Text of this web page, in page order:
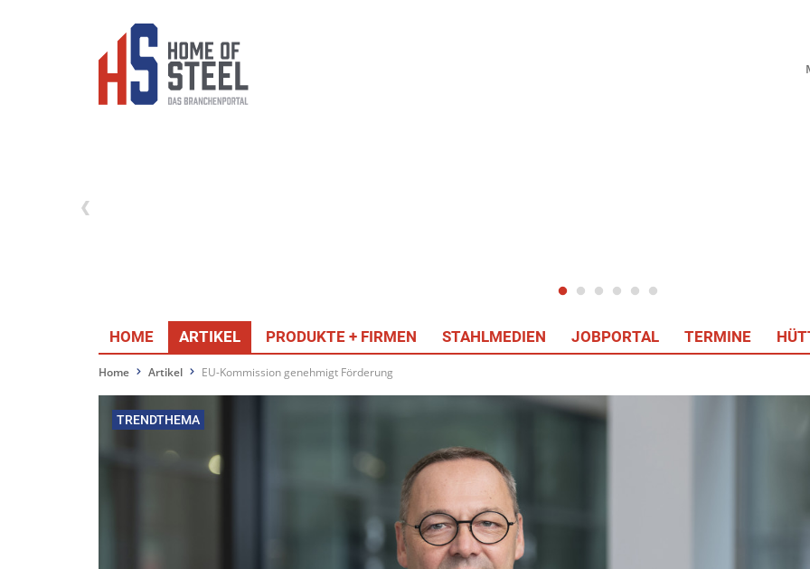
HOME ARTIKEL PRODUKTE + FIRMEN STAHLMEDIEN JOBPORTAL TERMINE
Home Artikel EU-Kommission genehmigt Förderung
TRENDTHEMA